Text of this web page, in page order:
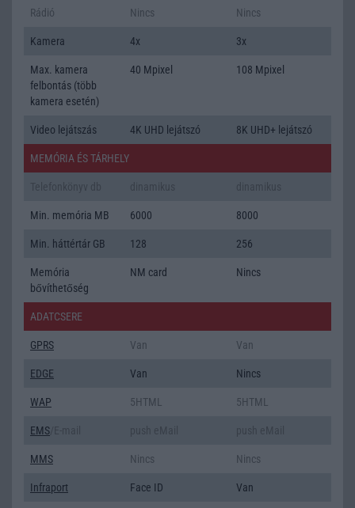
Rádió Nincs Nincs
Kamera 4x 3x
Max. kamera
felbontás (több
kamera esetén)
40 Mpixel 108 Mpixel
Video lejátszás 4K UHD lejátszó 8K UHD+ lejátszó
MEMÓRIA ÉS TÁRHELY
Min. memória MB 6000 8000
Min. háttértár GB 128 256
Memória
bővíthetőség
NM card Nincs
ADATCSERE
GPRS Van Van
EDGE Van Nincs
WAP 5HTML 5HTML
EMS
MMS Nincs Nincs
Infraport Face ID Van